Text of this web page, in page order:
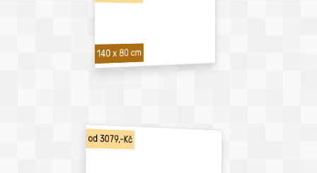
140 x 80 cm
od 3079,-Kč